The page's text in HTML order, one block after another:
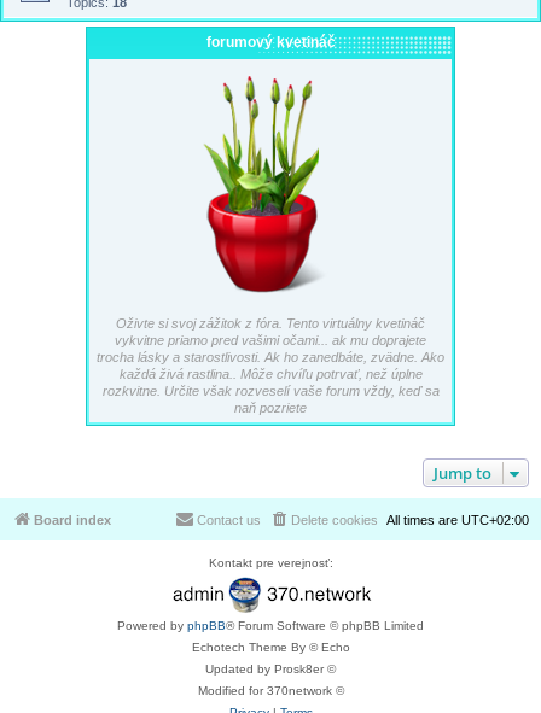
forumový kvetináč
Oživte si svoj zážitok z fóra. Tento virtuálny kvetináč
vykvitne priamo pred vašimi očami... ak mu doprajete
trocha lásky a starostlivosti. Ak ho zanedbáte, zvädne. Ako
každá živá rastlina.. Môže chvíľu potrvať, než úplne
rozkvitne. Určite však rozveselí vaše forum vždy, keď sa
naň pozriete
Jump to
Board index All times are UTC+02:00
Delete cookies
Contact us
Kontakt pre verejnosť:
Powered by phpBB® Forum Software © phpBB Limited
Echotech Theme By © Echo
Updated by Prosk8er ©
Modified for 370network ©